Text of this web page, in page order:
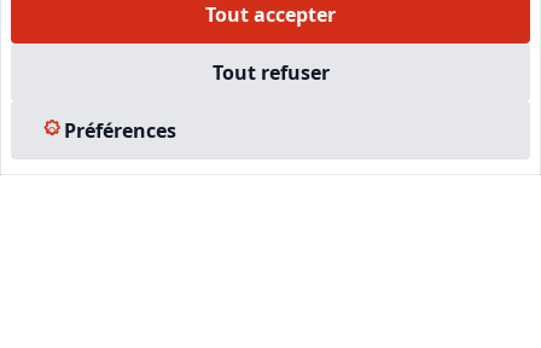
Tout accepter
Tout refuser
Préférences
Formations
Partenaires